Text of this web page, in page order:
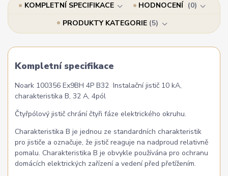
KOMPLETNÍ SPECIFIKACE HODNOCENÍ
0
PRODUKTY KATEGORIE 5
Kompletní specifikace
Noark 100356 Ex9BH 4P B32 Instalační jistič 10 kA,
charakteristika B, 32 A, 4pól
Čtyřpólový jistič chrání čtyři fáze elektrického okruhu.
Charakteristika B je jednou ze standardních charakteristik
pro jističe a označuje, že jistič reaguje na nadproud relativně
pomalu. Charakteristika B je obvykle používána pro ochranu
domácích elektrických zařízení a vedení před přetížením.